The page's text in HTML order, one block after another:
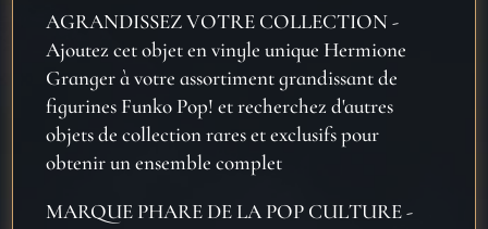
AGRANDISSEZ VOTRE COLLECTION -
Ajoutez cet objet en vinyle unique Hermione
Granger à votre assortiment grandissant de
figurines Funko Pop! et recherchez d'autres
objets de collection rares et exclusifs pour
obtenir un ensemble complet
MARQUE PHARE DE LA POP CULTURE -